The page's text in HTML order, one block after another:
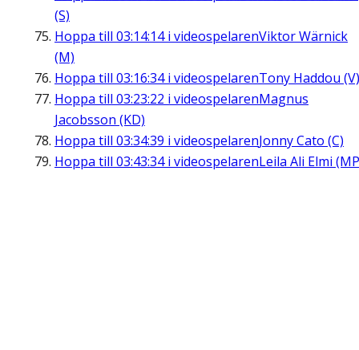
(S)
Hoppa till 03:14:14i videospelarenViktor Wärnick
(M)
Hoppa till 03:16:34i videospelarenTony Haddou (V)
Hoppa till 03:23:22 i videospelarenMagnus
Jacobsson (KD)
Hoppa till 03:34:39 i videospelarenJonny Cato (C)
Hoppa till 03:43:34i videospelarenLeila Ali Elmi